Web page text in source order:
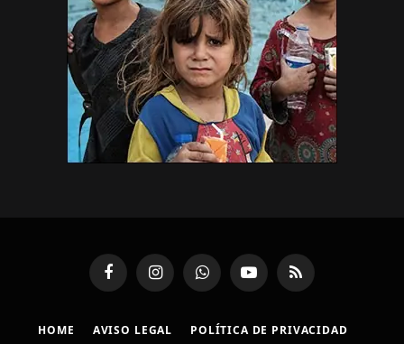
FacebookInstagramWhatsAppYouTubeRSS
HOME AVISO LEGAL POLÍTICA DE PRIVACIDAD